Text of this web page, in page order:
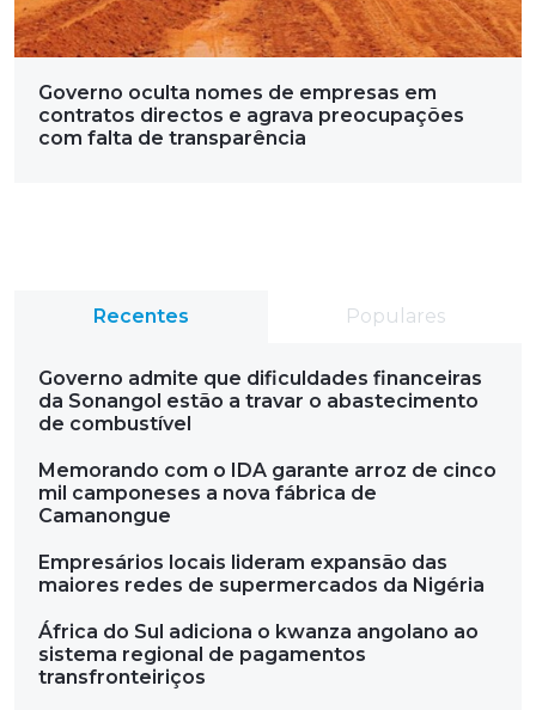
Governo oculta nomes de empresas em
contratos directos e agrava preocupações
com falta de transparência
Recentes Populares
Governo admite que dificuldades financeiras
da Sonangol estão a travar o abastecimento
de combustível
Memorando com o IDA garante arroz de cinco
mil camponeses a nova fábrica de
Camanongue
Empresários locais lideram expansão das
maiores redes de supermercados da Nigéria
África do Sul adiciona o kwanza angolano ao
sistema regional de pagamentos
transfronteiriços